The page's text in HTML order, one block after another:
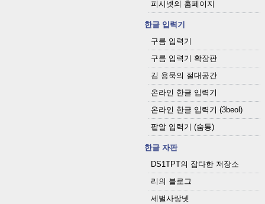
피시넷의 홈페이지
한글 입력기
구름 입력기
구름 입력기 확장판
김 용묵의 절대공간
온라인 한글 입력기
온라인 한글 입력기 (3beol)
팥알 입력기 (숨통)
한글 자판
DS1TPT의 잡다한 저장소
리의 블로그
세벌사랑넷